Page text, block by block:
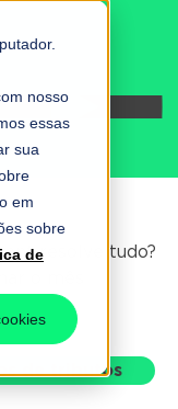
nosso
essas
sua
em
sobre
deresolve tudo?
o mês
de tributos